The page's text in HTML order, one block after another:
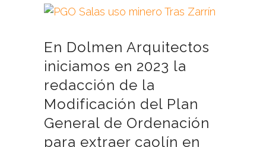
En Dolmen Arquitectos
iniciamos en 2023 la
redacción de la
Modificación del Plan
General de Ordenación
para extraer caolín en